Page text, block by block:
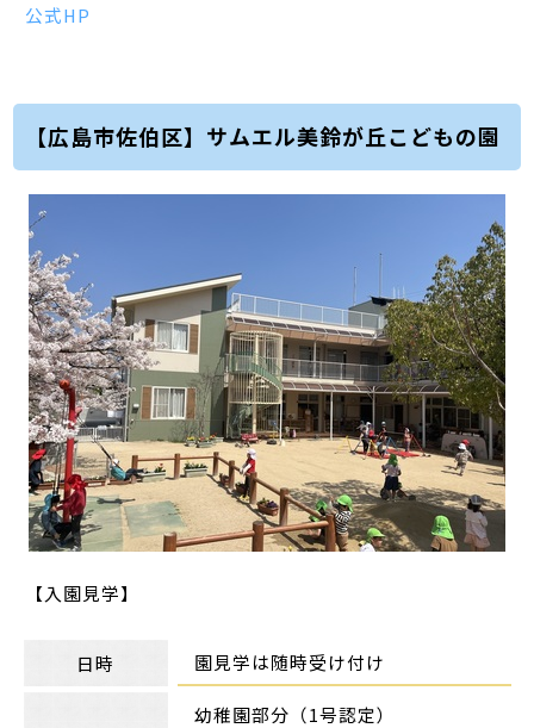
公式HP
【広島市佐伯区】サムエル美鈴が丘こどもの園
【入園見学】
日時 園見学は随時受け付け
幼稚園部分（1号認定）